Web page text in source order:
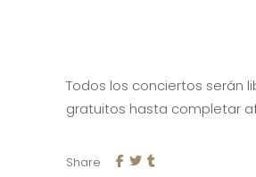
Todos los conciertos serán
gratuitos hasta completar
Share